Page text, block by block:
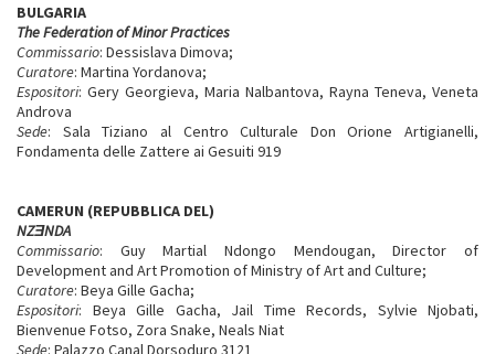
BULGARIA
The Federation of Minor Practices
Commissario: Dessislava Dimova;
Curatore: Martina Yordanova;
Espositori: Gery Georgieva, Maria Nalbantova, Rayna Teneva, Veneta
Androva
Sede: Sala Tiziano al Centro Culturale Don Orione Artigianelli,
Fondamenta delle Zattere ai Gesuiti 919
CAMERUN (REPUBBLICA DEL)
NZƎNDA
Commissario: Guy Martial Ndongo Mendougan, Director of
Development and Art Promotion of Ministry of Art and Culture;
Curatore: Beya Gille Gacha;
Espositori: Beya Gille Gacha, Jail Time Records, Sylvie Njobati,
Bienvenue Fotso, Zora Snake, Neals Niat
Sede: Palazzo Canal Dorsoduro 3121